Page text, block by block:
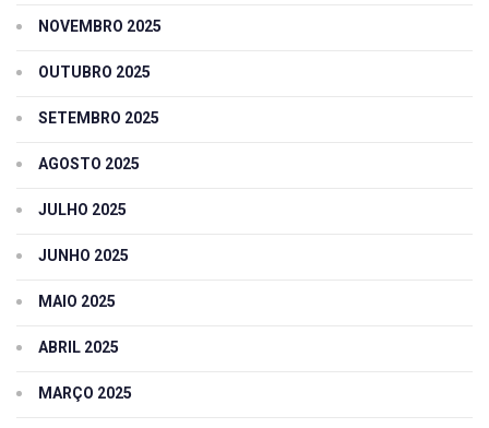
NOVEMBRO 2025
OUTUBRO 2025
SETEMBRO 2025
AGOSTO 2025
JULHO 2025
JUNHO 2025
MAIO 2025
ABRIL 2025
MARÇO 2025